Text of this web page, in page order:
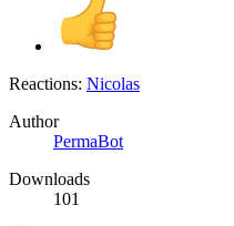
Reactions: Nicolas
Author
PermaBot
Downloads
101